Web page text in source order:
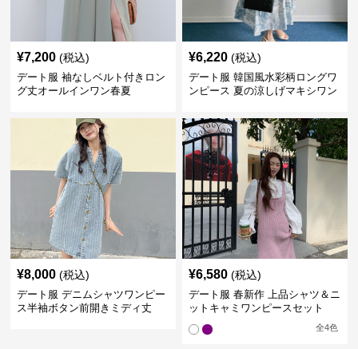
¥7,200 (税込)
デート服 袖なしベルト付きロン
グ丈オールインワン春夏
¥6,220 (税込)
デート服 韓国風水彩柄ロングワ
ンピース 夏の涼しげマキシワン
¥8,000 (税込)
デート服 デニムシャツワンピー
ス半袖ボタン前開きミディ丈
¥6,580 (税込)
デート服 春新作 上品シャツ＆ニ
ットキャミワンピースセット
全4色